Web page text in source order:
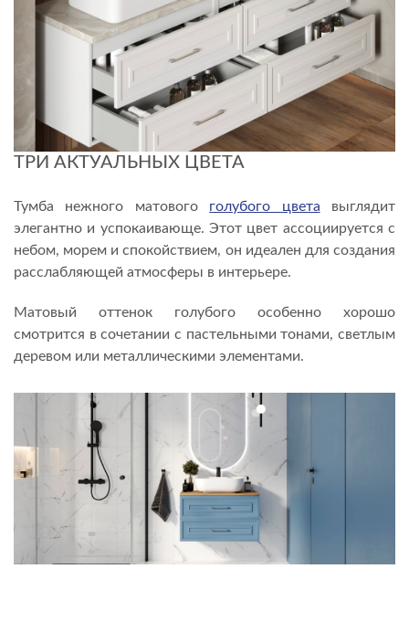
ТРИ АКТУАЛЬНЫХ ЦВЕТА
Тумба нежного матового голубого цвета выглядит
элегантно и успокаивающе. Этот цвет ассоциируется с
небом, морем и спокойствием, он идеален для создания
расслабляющей атмосферы в интерьере.
Матовый оттенок голубого особенно хорошо
смотрится в сочетании с пастельными тонами, светлым
деревом или металлическими элементами.